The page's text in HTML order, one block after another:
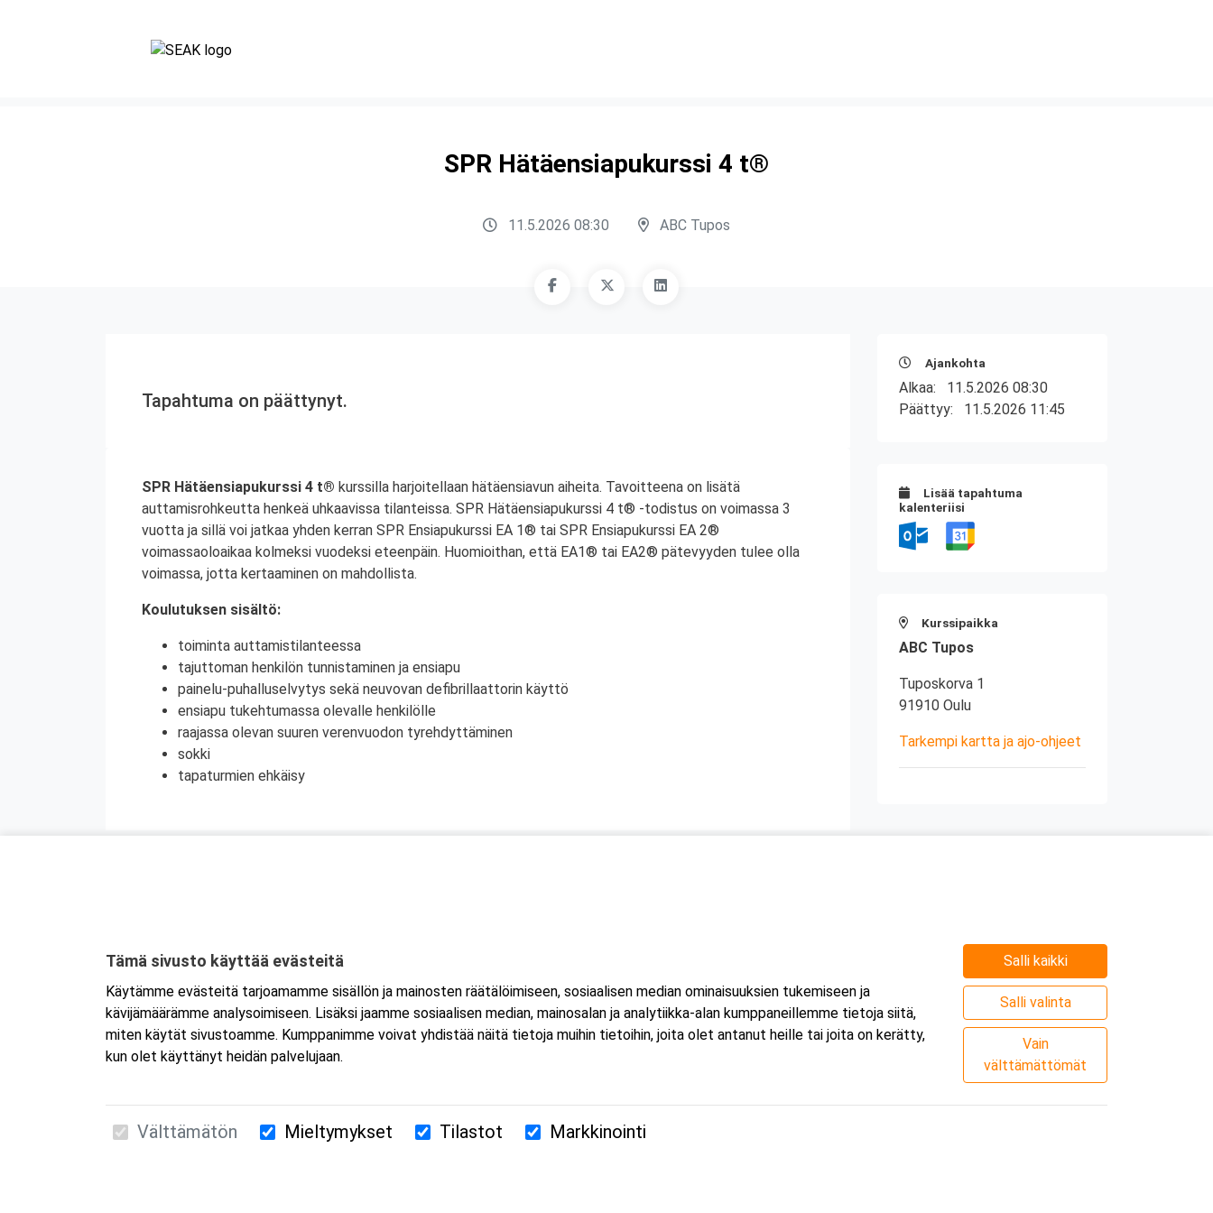
SPR Hätäensiapukurssi 4 t®
11.5.2026 08:30 ABC Tupos
Tapahtuma on päättynyt.
SPR Hätäensiapukurssi 4 t® kurssilla harjoitellaan hätäensiavun aiheita. Tavoitteena on lisätä
auttamisrohkeutta henkeä uhkaavissa tilanteissa. SPR Hätäensiapukurssi 4 t® -todistus on voimassa 3
vuotta ja sillä voi jatkaa yhden kerran SPR Ensiapukurssi EA 1® tai SPR Ensiapukurssi EA 2®
voimassaoloaikaa kolmeksi vuodeksi eteenpäin. Huomioithan, että EA1® tai EA2® pätevyyden tulee olla
voimassa, jotta kertaaminen on mahdollista.
Koulutuksen sisältö:
toiminta auttamistilanteessa
tajuttoman henkilön tunnistaminen ja ensiapu
painelu-puhalluselvytys sekä neuvovan defibrillaattorin käyttö
ensiapu tukehtumassa olevalle henkilölle
raajassa olevan suuren verenvuodon tyrehdyttäminen
sokki
tapaturmien ehkäisy
Ajankohta
Alkaa: 11.5.2026 08:30
Päättyy: 11.5.2026 11:45
Lisää tapahtuma
kalenteriisi
Kurssipaikka
ABC Tupos
Tuposkorva 1
91910 Oulu
Tarkempi kartta ja ajo-ohjeet
Suomen Ensiapukoulutus Oy / Valimotie 21 / 00380 Helsinki
Tämä sivusto käyttää evästeitä
Käytämme evästeitä tarjoamamme sisällön ja mainosten räätälöimiseen, sosiaalisen median ominaisuuksien tukemiseen ja
kävijämäärämme analysoimiseen. Lisäksi jaamme sosiaalisen median, mainosalan ja analytiikka-alan kumppaneillemme tietoja siitä,
miten käytät sivustoamme. Kumppanimme voivat yhdistää näitä tietoja muihin tietoihin, joita olet antanut heille tai joita on kerätty,
kun olet käyttänyt heidän palvelujaan.
Salli kaikki
Salli valinta
Vain
välttämättömät
Välttämätön Mieltymykset Tilastot Markkinointi